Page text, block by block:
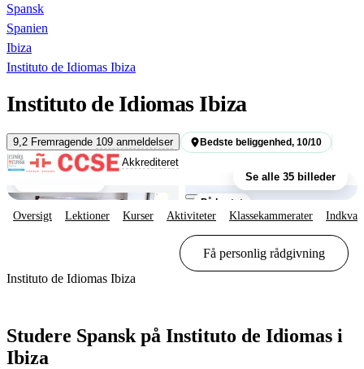
Spansk
Spanien
Ibiza
Instituto de Idiomas Ibiza
Instituto de Idiomas Ibiza
9,2 Fremragende 109 anmeldelser Bedste beliggenhed, 10/10
Akkrediteret
På kortet
Se alle 35 billeder
Oversigt Lektioner Kurser Aktiviteter Klassekammerater
Få personlig rådgivning
Instituto de Idiomas Ibiza
Studere Spansk på Instituto de Idiomas i
Ibiza